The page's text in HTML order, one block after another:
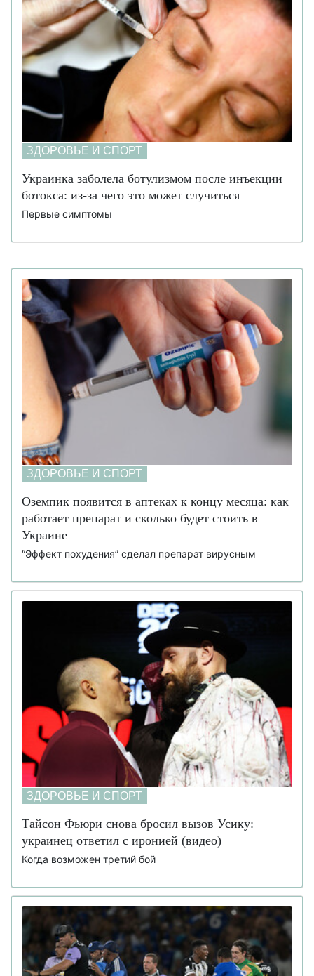
ЗДОРОВЬЕ И СПОРТ
Украинка заболела ботулизмом после инъекции
ботокса: из-за чего это может случиться
Первые симптомы
ЗДОРОВЬЕ И СПОРТ
Оземпик появится в аптеках к концу месяца: как
работает препарат и сколько будет стоить в
Украине
“Эффект похудения” сделал препарат вирусным
ЗДОРОВЬЕ И СПОРТ
Тайсон Фьюри снова бросил вызов Усику:
украинец ответил с иронией (видео)
Когда возможен третий бой